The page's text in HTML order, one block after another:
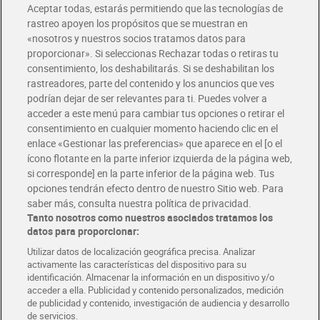
Envío estandar por 4,99€
Glovo y Uber Eats
Solicita tu factura de Glovo o Uber Eats
Únete al CLUB Dia
Disfruta las ventajas y ofertas exclusivas.
Descárgate la APP Dia
Folletos y Tiendas
Descubre las mejores ofertas y busca tu tienda más cercana
Tarjeta MaX Dia
Te devuelve hasta 8€/mes de tus compras.
¡Solicita tu tarjeta de crédito aquí!
COMER MEJOR CADA DIA
COLABORA CON DIA ABRE TU TIENDA DIA CORPORATE
Aceptar todas, estarás permitiendo que las tecnologías de
rastreo apoyen los propósitos que se muestran en
«nosotros y nuestros socios tratamos datos para
proporcionar». Si seleccionas Rechazar todas o retiras tu
consentimiento, los deshabilitarás. Si se deshabilitan los
rastreadores, parte del contenido y los anuncios que ves
podrían dejar de ser relevantes para ti. Puedes volver a
acceder a este menú para cambiar tus opciones o retirar el
consentimiento en cualquier momento haciendo clic en el
enlace «Gestionar las preferencias» que aparece en el [o el
ícono flotante en la parte inferior izquierda de la página web,
si corresponde] en la parte inferior de la página web. Tus
opciones tendrán efecto dentro de nuestro Sitio web. Para
saber más, consulta nuestra política de privacidad.
Tanto nosotros como nuestros asociados tratamos los
datos para proporcionar:
Utilizar datos de localización geográfica precisa. Analizar
activamente las características del dispositivo para su
identificación. Almacenar la información en un dispositivo y/o
acceder a ella. Publicidad y contenido personalizados, medición
de publicidad y contenido, investigación de audiencia y desarrollo
de servicios.